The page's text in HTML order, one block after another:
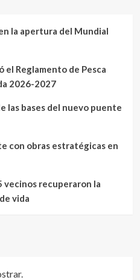
la apertura del Mundial
el Reglamento de Pesca
2026-2027
las bases del nuevo puente
con obras estratégicas en
vecinos recuperaron la
vida